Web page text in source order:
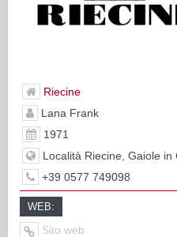
Riecine
Lana Frank
1971
Località Riecine, Gaiole in
+39 0577 749098
WEB:
Sito web